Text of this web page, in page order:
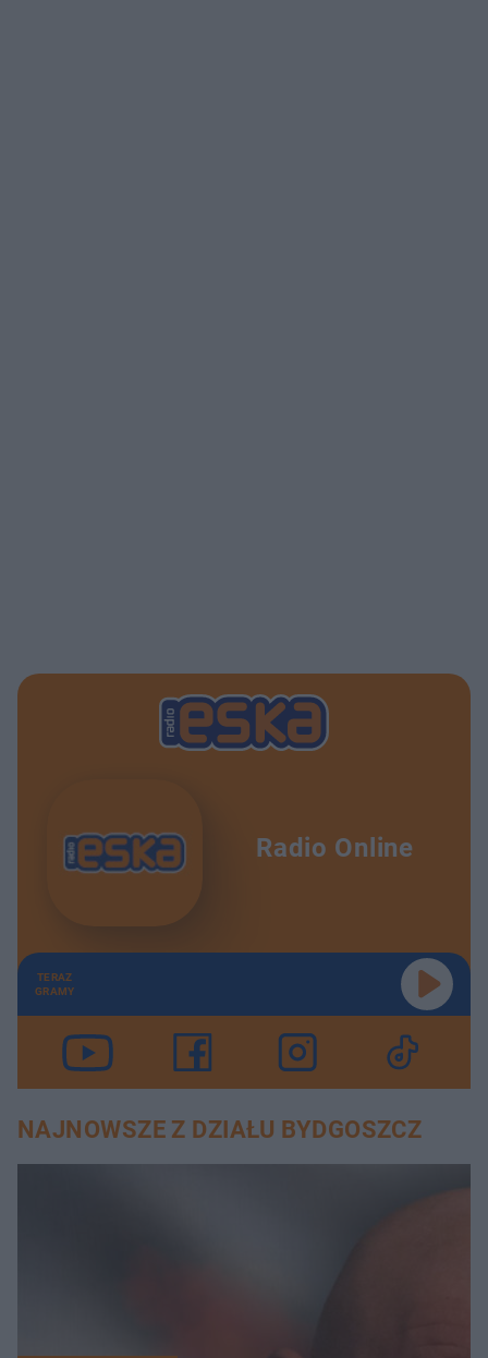
Radio Online
TERAZ
GRAMY
NAJNOWSZE Z DZIAŁU BYDGOSZCZ